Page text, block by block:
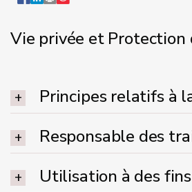
Vie privée et Protection
Principes relatifs à
Responsable des
Utilisation à des